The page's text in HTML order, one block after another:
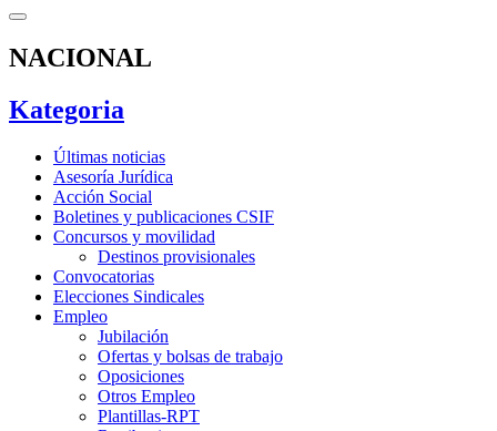
NACIONAL
Kategoria
Últimas noticias
Asesoría Jurídica
Acción Social
Boletines y publicaciones CSIF
Concursos y movilidad
Destinos provisionales
Convocatorias
Elecciones Sindicales
Empleo
Jubilación
Ofertas y bolsas de trabajo
Oposiciones
Otros Empleo
Plantillas-RPT